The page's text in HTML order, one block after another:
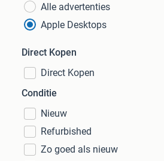
Alle advertenties
Apple Desktops
Direct Kopen
Direct Kopen
Conditie
Nieuw
Refurbished
Zo goed als nieuw